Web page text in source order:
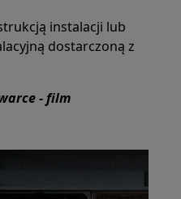
instalacji lub
dostarczoną z
- film